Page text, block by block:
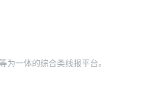
一体的综合类线报平台。